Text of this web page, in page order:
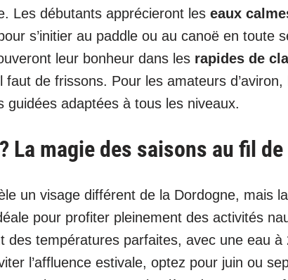
Les débutants apprécieront les eaux
s’initier au paddle ou au canoë en toute
leur bonheur dans les rapides de
faut de frissons. Pour les amateurs d’aviron,
guidées adaptées à tous les niveaux.
La magie des saisons au fil de
un visage différent de la Dordogne, mais
pour profiter pleinement des activités
des températures parfaites, avec une eau à
l’affluence estivale, optez pour juin ou